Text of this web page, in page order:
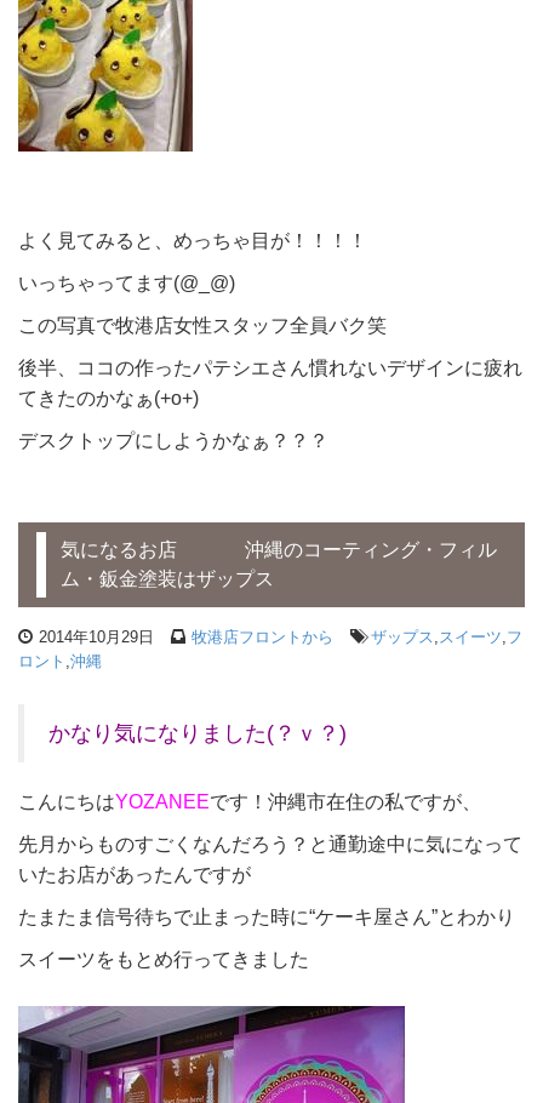
よく見てみると、めっちゃ目が！！！！
いっちゃってます(@_@)
この写真で牧港店女性スタッフ全員バク笑
後半、ココの作ったパテシエさん慣れないデザインに疲れ
てきたのかなぁ(+o+)
デスクトップにしようかなぁ？？？
気になるお店 沖縄のコーティング・フィル
ム・鈑金塗装はザップス
2014年10月29日 牧港店フロントから ザップス,スイーツ,フ
ロント ,沖縄
かなり気になりました(？ｖ？)
こんにちはYOZANEEです！沖縄市在住の私ですが、
先月からものすごくなんだろう？と通勤途中に気になって
いたお店があったんですが
たまたま信号待ちで止まった時に“ケーキ屋さん”とわかり
スイーツをもとめ行ってきました